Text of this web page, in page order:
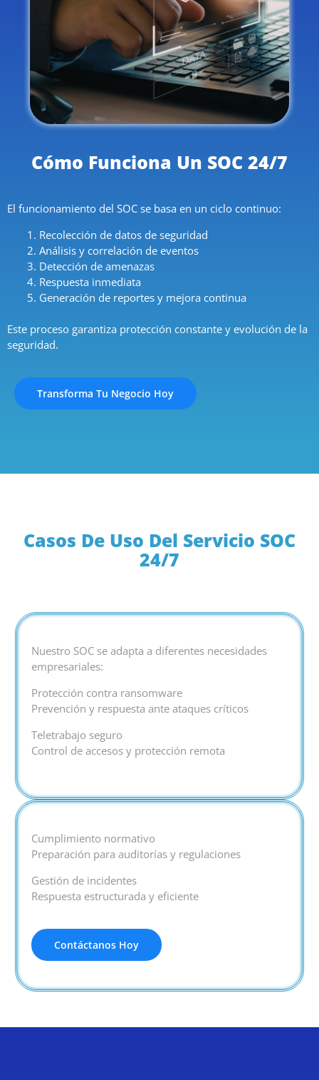
Cómo Funciona Un SOC 24/7
El funcionamiento del SOC se basa en un ciclo continuo:
Recolección de datos de seguridad
Análisis y correlación de eventos
Detección de amenazas
Respuesta inmediata
Generación de reportes y mejora continua
Este proceso garantiza protección constante y evolución de la
seguridad.
Transforma Tu Negocio Hoy
Casos De Uso Del Servicio SOC
24/7
Nuestro SOC se adapta a diferentes necesidades
empresariales:
Protección contra ransomware
Prevención y respuesta ante ataques críticos
Teletrabajo seguro
Control de accesos y protección remota
Cumplimiento normativo
Preparación para auditorías y regulaciones
Gestión de incidentes
Respuesta estructurada y eficiente
Contáctanos Hoy